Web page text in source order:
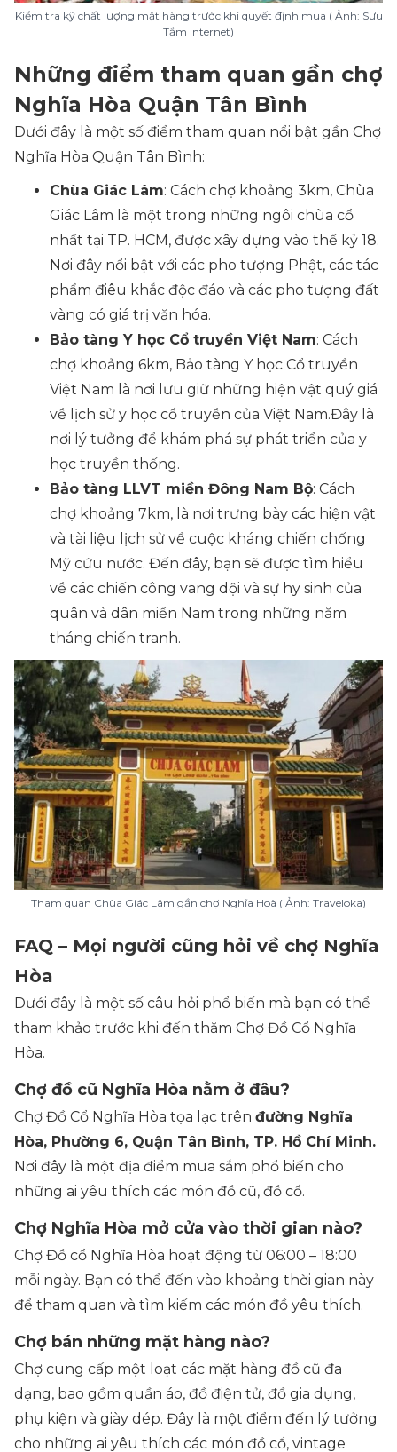
Kiểm tra kỹ chất lượng mặt hàng trước khi quyết định mua ( Ảnh: Sưu
Tầm Internet)
Những điểm tham quan gần chợ
Nghĩa Hòa Quận Tân Bình
Dưới đây là một số điểm tham quan nổi bật gần Chợ
Nghĩa Hòa Quận Tân Bình:
Chùa Giác Lâm: Cách chợ khoảng 3km, Chùa
Giác Lâm là một trong những ngôi chùa cổ
nhất tại TP. HCM, được xây dựng vào thế kỷ 18.
Nơi đây nổi bật với các pho tượng Phật, các tác
phẩm điêu khắc độc đáo và các pho tượng đất
vàng có giá trị văn hóa.
Bảo tàng Y học Cổ truyền Việt Nam: Cách
chợ khoảng 6km, Bảo tàng Y học Cổ truyền
Việt Nam là nơi lưu giữ những hiện vật quý giá
về lịch sử y học cổ truyền của Việt Nam.Đây là
nơi lý tưởng để khám phá sự phát triển của y
học truyền thống.
Bảo tàng LLVT miền Đông Nam Bộ: Cách
chợ khoảng 7km, là nơi trưng bày các hiện vật
và tài liệu lịch sử về cuộc kháng chiến chống
Mỹ cứu nước. Đến đây, bạn sẽ được tìm hiểu
về các chiến công vang dội và sự hy sinh của
quân và dân miền Nam trong những năm
tháng chiến tranh.
Tham quan Chùa Giác Lâm gần chợ Nghĩa Hoà ( Ảnh: Traveloka)
FAQ – Mọi người cũng hỏi về chợ Nghĩa
Hòa
Dưới đây là một số câu hỏi phổ biến mà bạn có thể
tham khảo trước khi đến thăm Chợ Đồ Cổ Nghĩa
Hòa.
Chợ đồ cũ Nghĩa Hòa nằm ở đâu?
Chợ Đồ Cổ Nghĩa Hòa tọa lạc trên đường Nghĩa
Hòa, Phường 6, Quận Tân Bình, TP. Hồ Chí Minh.
Nơi đây là một địa điểm mua sắm phổ biến cho
những ai yêu thích các món đồ cũ, đồ cổ.
Chợ Nghĩa Hòa mở cửa vào thời gian nào?
Chợ Đồ cổ Nghĩa Hòa hoạt động từ 06:00 – 18:00
mỗi ngày. Bạn có thể đến vào khoảng thời gian này
để tham quan và tìm kiếm các món đồ yêu thích.
Chợ bán những mặt hàng nào?
Chợ cung cấp một loạt các mặt hàng đồ cũ đa
dạng, bao gồm quần áo, đồ điện tử, đồ gia dụng,
phụ kiện và giày dép. Đây là một điểm đến lý tưởng
cho những ai yêu thích các món đồ cổ, vintage